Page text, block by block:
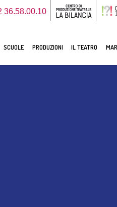
36.58.00.10
SCUOLE PRODUZIONI IL TEATRO